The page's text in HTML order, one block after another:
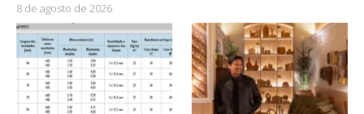
8 de agosto de 2026